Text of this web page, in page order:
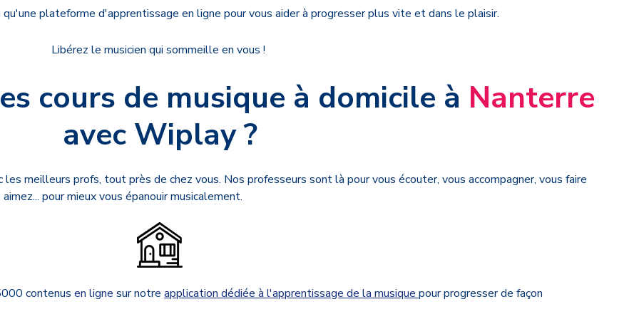
plateforme d'apprentissage en ligne pour vous aider à progresser plus vite et dans le plaisir.
Libérez le musicien qui sommeille en vous !
cours de musique à domicile à Nanterre
avec Wiplay ?
les meilleurs profs, tout près de chez vous. Nos professeurs sont là pour vous écouter, vous accompagner, vous faire
pour mieux vous épanouir musicalement.
contenus en ligne sur notre application dédiée à l'apprentissage de la musique pour progresser de façon